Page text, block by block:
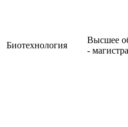
Биотехнология
Высшее
-